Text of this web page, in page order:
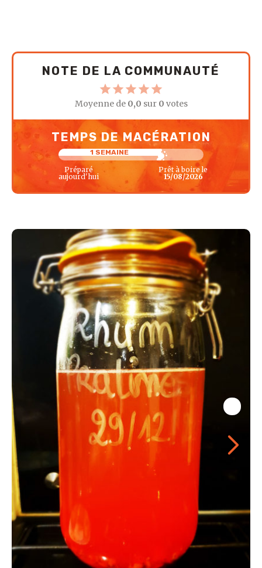
NOTE DE LA COMMUNAUTÉ
Moyenne de 0,0 sur 0 votes
TEMPS DE MACÉRATION
1 SEMAINE
Préparé
aujourd'hui
Prêt à boire le
15/08/2026